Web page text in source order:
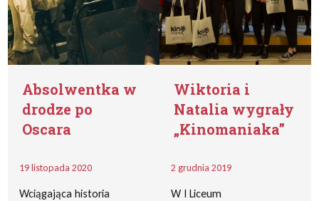
Absolwentka w
drodze po
Oscara
19 listopada 2020
Wciągająca historia
Wiktoria i
Natalia wygrały
„Kinomaniaka”
2 grudnia 2019
W I Liceum